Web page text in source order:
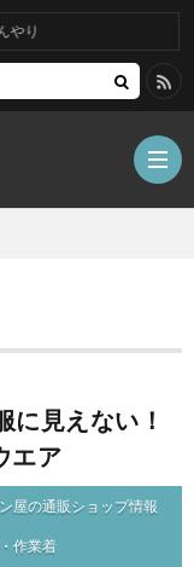
り
に見えない！
エア
屋の通販ショップ情報
作業着